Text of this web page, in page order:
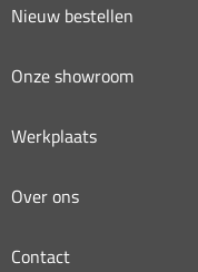
Nieuw bestellen
Onze showroom
Werkplaats
Over ons
Contact